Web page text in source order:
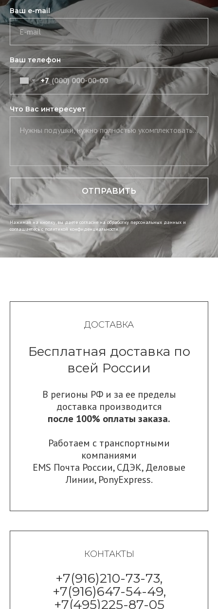
Ваш e-mail
E-mail
Ваш телефон
+7
Что Вас интересует
Нужны подушки, нужно полностью укомплектовать постель, нужны скатерть и салфетки
ОТПРАВИТЬ
Нажимая на кнопку, вы даете согласие на обработку персональных данных и
соглашаетесь c политикой конфиденциальности.
ДОСТАВКА
Бесплатная доставка по
всей России
В регионы РФ и за ее пределы
доставка производится
после 100% оплаты заказа.
Работаем с транспортными
компаниями
EMS Почта России,СДЭК,Деловые
Линии, PonyExpress.
КОНТАКТЫ
+7(916)210-73-73,
+7(916)647-54-49,
+7(495)225-87-05